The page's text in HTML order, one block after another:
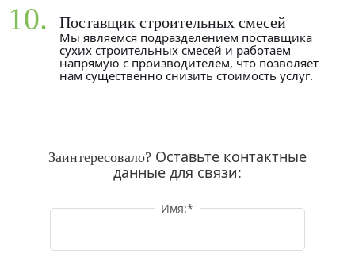
10. Поставщик строительных смесей
Мы являемся подразделением поставщика
сухих строительных смесей и работаем
напрямую с производителем, что позволяет
нам существенно снизить стоимость услуг.
Заинтересовало? Оставьте контактные
данные для связи:
Имя:*